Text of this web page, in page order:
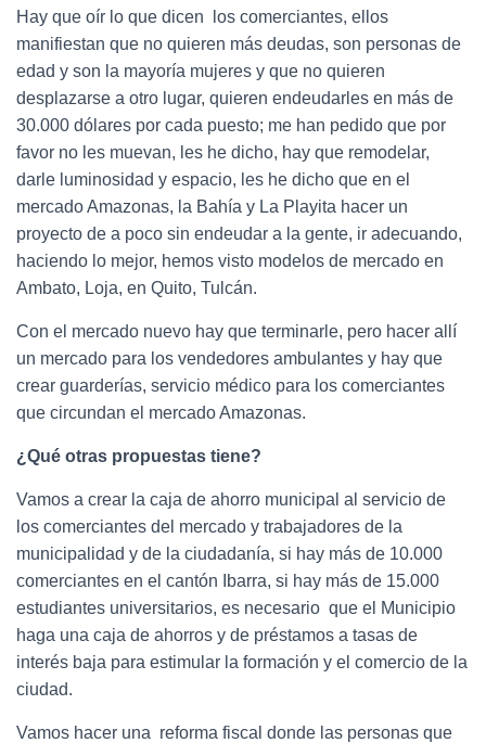
Hay que oír lo que dicen los comerciantes, ellos
manifiestan que no quieren más deudas, son personas de
edad y son la mayoría mujeres y que no quieren
desplazarse a otro lugar, quieren endeudarles en más de
30.000 dólares por cada puesto; me han pedido que por
favor no les muevan, les he dicho, hay que remodelar,
darle luminosidad y espacio, les he dicho que en el
mercado Amazonas, la Bahía y La Playita hacer un
proyecto de a poco sin endeudar a la gente, ir adecuando,
haciendo lo mejor, hemos visto modelos de mercado en
Ambato, Loja, en Quito, Tulcán.
Con el mercado nuevo hay que terminarle, pero hacer allí
un mercado para los vendedores ambulantes y hay que
crear guarderías, servicio médico para los comerciantes
que circundan el mercado Amazonas.
¿Qué otras propuestas tiene?
Vamos a crear la caja de ahorro municipal al servicio de
los comerciantes del mercado y trabajadores de la
municipalidad y de la ciudadanía, si hay más de 10.000
comerciantes en el cantón Ibarra, si hay más de 15.000
estudiantes universitarios, es necesario que el Municipio
haga una caja de ahorros y de préstamos a tasas de
interés baja para estimular la formación y el comercio de la
ciudad.
Vamos hacer una reforma fiscal donde las personas que